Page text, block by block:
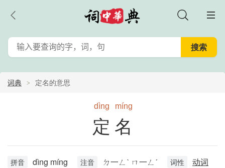
词典 定名的意思
dìng míng
定名
拼音 dìng míng 注音 ㄉ一ㄥˋ ㄇ一ㄥˊ 词性 动词